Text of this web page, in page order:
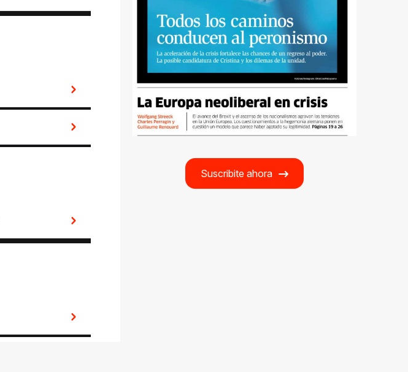
Suscribite ahora